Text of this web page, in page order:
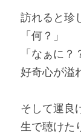
その他
訪れると珍
「何？」
「なぁに？
好奇心が溢
そして運良
生で聴けた